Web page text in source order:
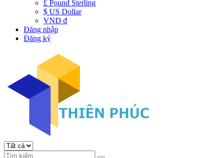
£ Pound Sterling
$ US Dollar
VND đ
Đăng nhập
Đăng ký